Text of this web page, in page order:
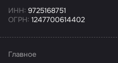
ИНН: 9725168751
ОГРН: 1247700614402
Главное